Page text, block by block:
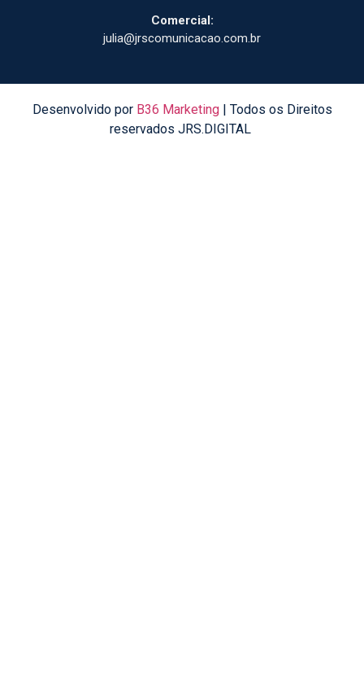
Comercial:
julia@jrscomunicacao.com.br
Desenvolvido por B36 Marketing| Todos os Direitos
reservados JRS.DIGITAL